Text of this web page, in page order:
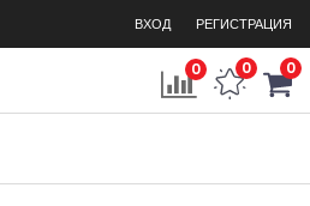
ВХОД РЕГИСТРАЦИЯ
0 0 0